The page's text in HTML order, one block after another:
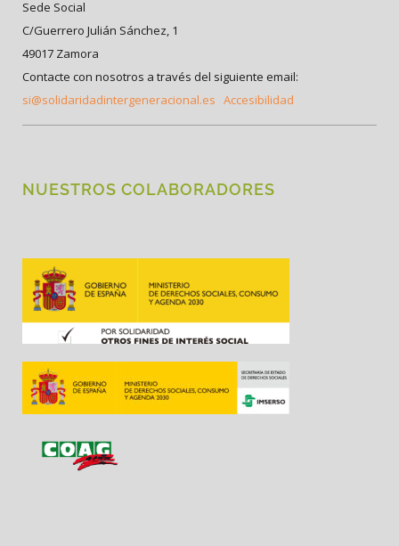
Sede Social
C/Guerrero Julián Sánchez, 1
49017 Zamora
Contacte con nosotros a través del siguiente email:
si@solidaridadintergeneracional.es Accesibilidad
NUESTROS COLABORADORES